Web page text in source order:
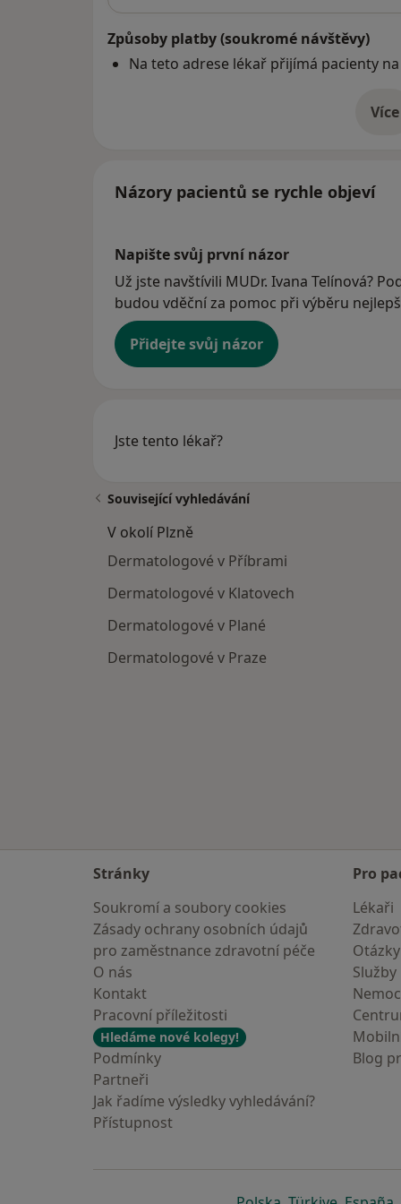
Způsoby platby (soukromé návštěvy)
Na teto adrese lékař přijímá pacienty
Více
o
Názory pacientů se rychle objeví
Napište svůj první názor
Už jste navštívili MUDr. Ivana Telínová?
budou vděční za pomoc při výběru
Přidejte svůj názor
Jste tento lékař?
Související vyhledávání
V okolí Plzně
Dermatologové v Příbrami
Dermatologové v Klatovech
Dermatologové v Plané
Dermatologové v Praze
Stránky
Soukromí a soubory cookies
Zásady ochrany osobních údajů
pro zaměstnance zdravotní péče
O nás
Kontakt
Pracovní příležitosti
Hledáme nové kolegy!
Podmínky
Partneři
Jak řadíme výsledky vyhledávání?
Přístupnost
Pro
Lékaři
Služby
Blog